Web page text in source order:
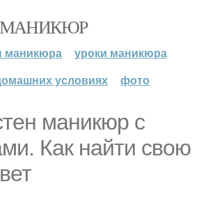
МАНИКЮР
маникюра
уроки маникюра
условиях
фото
маникюр с
Как найти свою